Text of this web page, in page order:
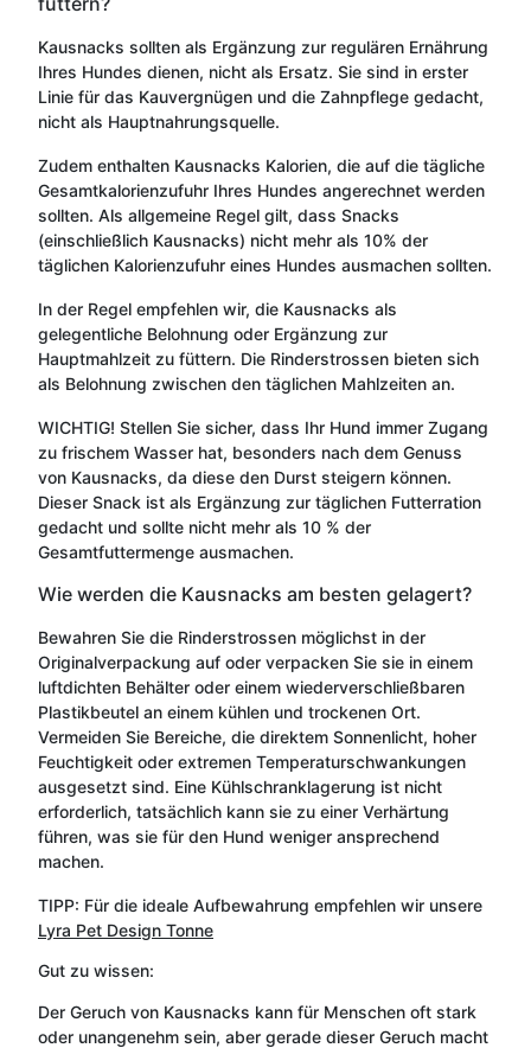
Kausnacks sollten als Ergänzung zur regulären Ernährung
Ihres Hundes dienen, nicht als Ersatz. Sie sind in erster
Linie für das Kauvergnügen und die Zahnpflege gedacht,
nicht als Hauptnahrungsquelle.
Zudem enthalten Kausnacks Kalorien, die auf die tägliche
Gesamtkalorienzufuhr Ihres Hundes angerechnet werden
sollten. Als allgemeine Regel gilt, dass Snacks
(einschließlich Kausnacks) nicht mehr als 10% der
täglichen Kalorienzufuhr eines Hundes ausmachen sollten.
In der Regel empfehlen wir, die Kausnacks als
gelegentliche Belohnung oder Ergänzung zur
Hauptmahlzeit zu füttern. Die Rinderstrossen bieten sich
als Belohnung zwischen den täglichen Mahlzeiten an.
WICHTIG! Stellen Sie sicher, dass Ihr Hund immer Zugang
zu frischem Wasser hat, besonders nach dem Genuss
von Kausnacks, da diese den Durst steigern können.
Dieser Snack ist als Ergänzung zur täglichen Futterration
gedacht und sollte nicht mehr als 10 % der
Gesamtfuttermenge ausmachen.
Wie werden die Kausnacks am besten gelagert?
Bewahren Sie die Rinderstrossen möglichst in der
Originalverpackung auf oder verpacken Sie sie in einem
luftdichten Behälter oder einem wiederverschließbaren
Plastikbeutel an einem kühlen und trockenen Ort.
Vermeiden Sie Bereiche, die direktem Sonnenlicht, hoher
Feuchtigkeit oder extremen Temperaturschwankungen
ausgesetzt sind. Eine Kühlschranklagerung ist nicht
erforderlich, tatsächlich kann sie zu einer Verhärtung
führen, was sie für den Hund weniger ansprechend
machen.
TIPP: Für die ideale Aufbewahrung empfehlen wir unsere
Lyra Pet Design Tonne
Gut zu wissen:
Der Geruch von Kausnacks kann für Menschen oft stark
oder unangenehm sein, aber gerade dieser Geruch macht